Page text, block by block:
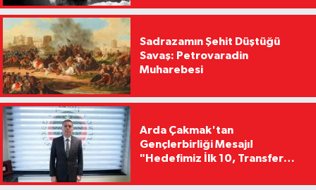
Sadrazamın Şehit Düştüğü
Savaş: Petrovaradin
Muharebesi
Arda Çakmak'tan
Gençlerbirliği Mesajı!
"Hedefimiz İlk 10, Transfer
Kaldıracağız"